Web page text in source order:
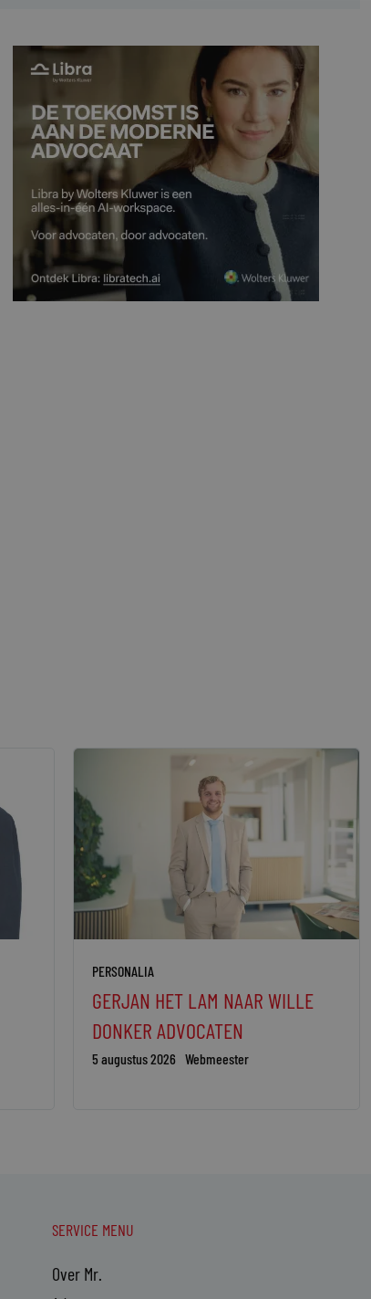
PERSONALIA
GERJAN HET LAM NAAR WILLE
DONKER ADVOCATEN
5 augustus 2026 Webmeester
SERVICE MENU
Over Mr.